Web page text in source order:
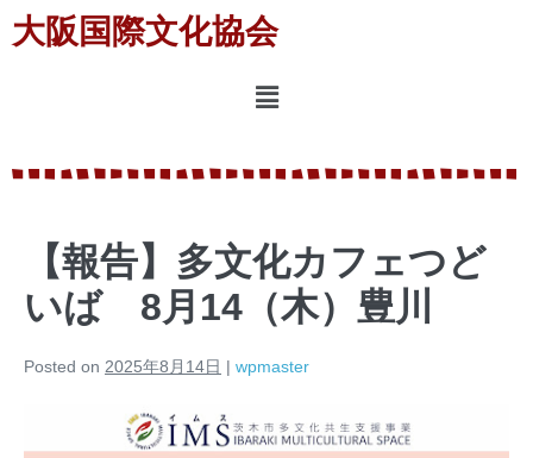
大阪国際文化協会
【報告】多文化カフェつど
いば 8月14（木）豊川
Posted on 2025年8月14日 | wpmaster